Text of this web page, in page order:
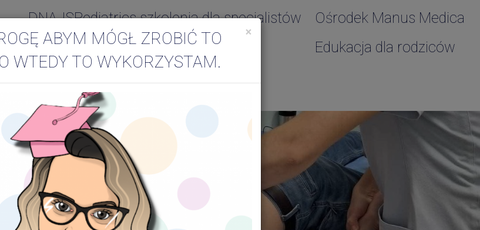
DNAJSPediatrics szkolenia dla specjalistów
Ośrodek Manus Medica
Edukacja dla rodziców
×
ABYM MÓGŁ ZROBIĆ TO
WTEDY TO WYKORZYSTAM.